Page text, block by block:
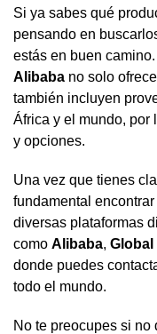
Si ya sabes qué
pensando en
estás en buen
Alibaba no solo
también incluyen
África y el mundo, por
y opciones.
Una vez que tienes
fundamental
diversas plataformas
como Alibaba,
donde puedes
todo el mundo.
No te preocupes si no